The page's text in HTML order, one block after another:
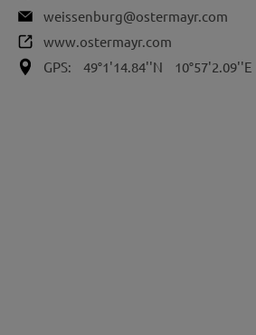
weissenburg@ostermayr.com
www.ostermayr.com
GPS:
49°1'14.84''N 10°57'2.09''E